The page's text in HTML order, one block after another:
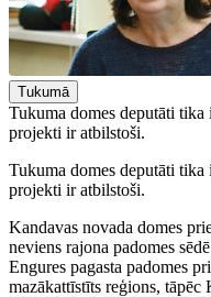
Tukumā
Tukuma domes deputāti
projekti ir atbilstoši.
Tukuma domes deputāti
projekti ir atbilstoši.
Kandavas novada domes
neviens rajona padomes
Engures pagasta padomes
mazākattīstīts reģions,